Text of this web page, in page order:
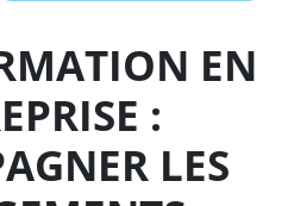
EN
:
LES